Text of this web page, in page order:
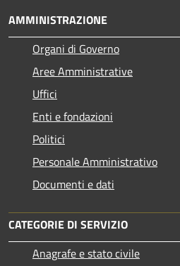
AMMINISTRAZIONE
Organi di Governo
Aree Amministrative
Uffici
Enti e fondazioni
Politici
Personale Amministrativo
Documenti e dati
CATEGORIE DI SERVIZIO
Anagrafe e stato civile